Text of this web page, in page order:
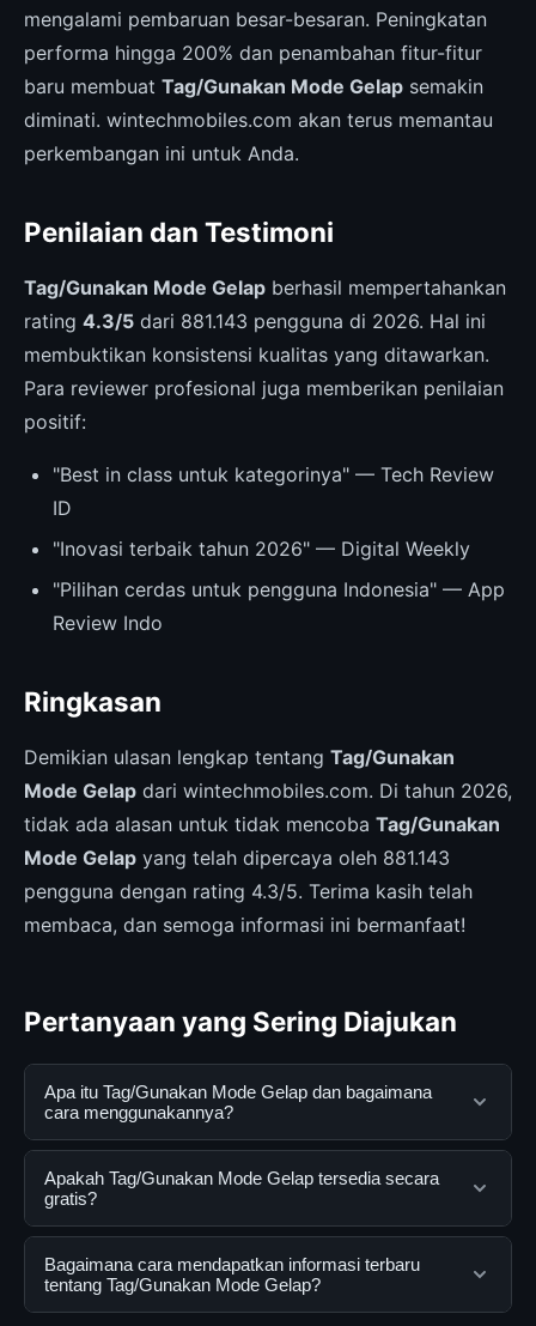
mengalami pembaruan besar-besaran. Peningkatan
performa hingga 200% dan penambahan fitur-fitur
baru membuat Tag/Gunakan Mode Gelap semakin
diminati. wintechmobiles.com akan terus memantau
perkembangan ini untuk Anda.
Penilaian dan Testimoni
Tag/Gunakan Mode Gelap berhasil mempertahankan
rating 4.3/5 dari 881.143 pengguna di 2026. Hal ini
membuktikan konsistensi kualitas yang ditawarkan.
Para reviewer profesional juga memberikan penilaian
positif:
"Best in class untuk kategorinya" — Tech Review
ID
"Inovasi terbaik tahun 2026" — Digital Weekly
"Pilihan cerdas untuk pengguna Indonesia" — App
Review Indo
Ringkasan
Demikian ulasan lengkap tentang Tag/Gunakan
Mode Gelap dari wintechmobiles.com. Di tahun 2026,
tidak ada alasan untuk tidak mencoba Tag/Gunakan
Mode Gelap yang telah dipercaya oleh 881.143
pengguna dengan rating 4.3/5. Terima kasih telah
membaca, dan semoga informasi ini bermanfaat!
Pertanyaan yang Sering Diajukan
Apa itu Tag/Gunakan Mode Gelap dan bagaimana
cara menggunakannya?
Tag/Gunakan Mode Gelap adalah layanan digital yang
dirancang untuk membantu pengguna mendapatkan
informasi lengkap dan terpercaya. Anda dapat
menggunakannya dengan mengunjungi situs resmi dan
mengikuti panduan yang tersedia.
Apakah Tag/Gunakan Mode Gelap tersedia secara
gratis?
Ya, Tag/Gunakan Mode Gelap dapat diakses secara
gratis oleh semua pengguna. Tidak ada biaya
tersembunyi atau langganan yang diperlukan untuk
Bagaimana cara mendapatkan informasi terbaru
tentang Tag/Gunakan Mode Gelap?